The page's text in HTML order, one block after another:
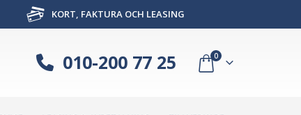
KORT, FAKTURA OCH LEASING
010-200 77 25 0